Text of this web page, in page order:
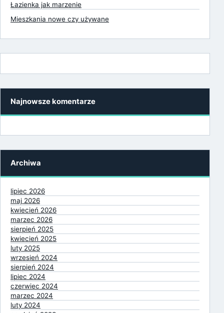
Łazienka jak marzenie
Mieszkania nowe czy używane
Najnowsze komentarze
Archiwa
lipiec 2026
maj 2026
kwiecień 2026
marzec 2026
sierpień 2025
kwiecień 2025
luty 2025
wrzesień 2024
sierpień 2024
lipiec 2024
czerwiec 2024
marzec 2024
luty 2024